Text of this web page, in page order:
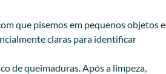
que pisemos em pequenos objetos e
claras para identificar
de queimaduras. Após a limpeza,